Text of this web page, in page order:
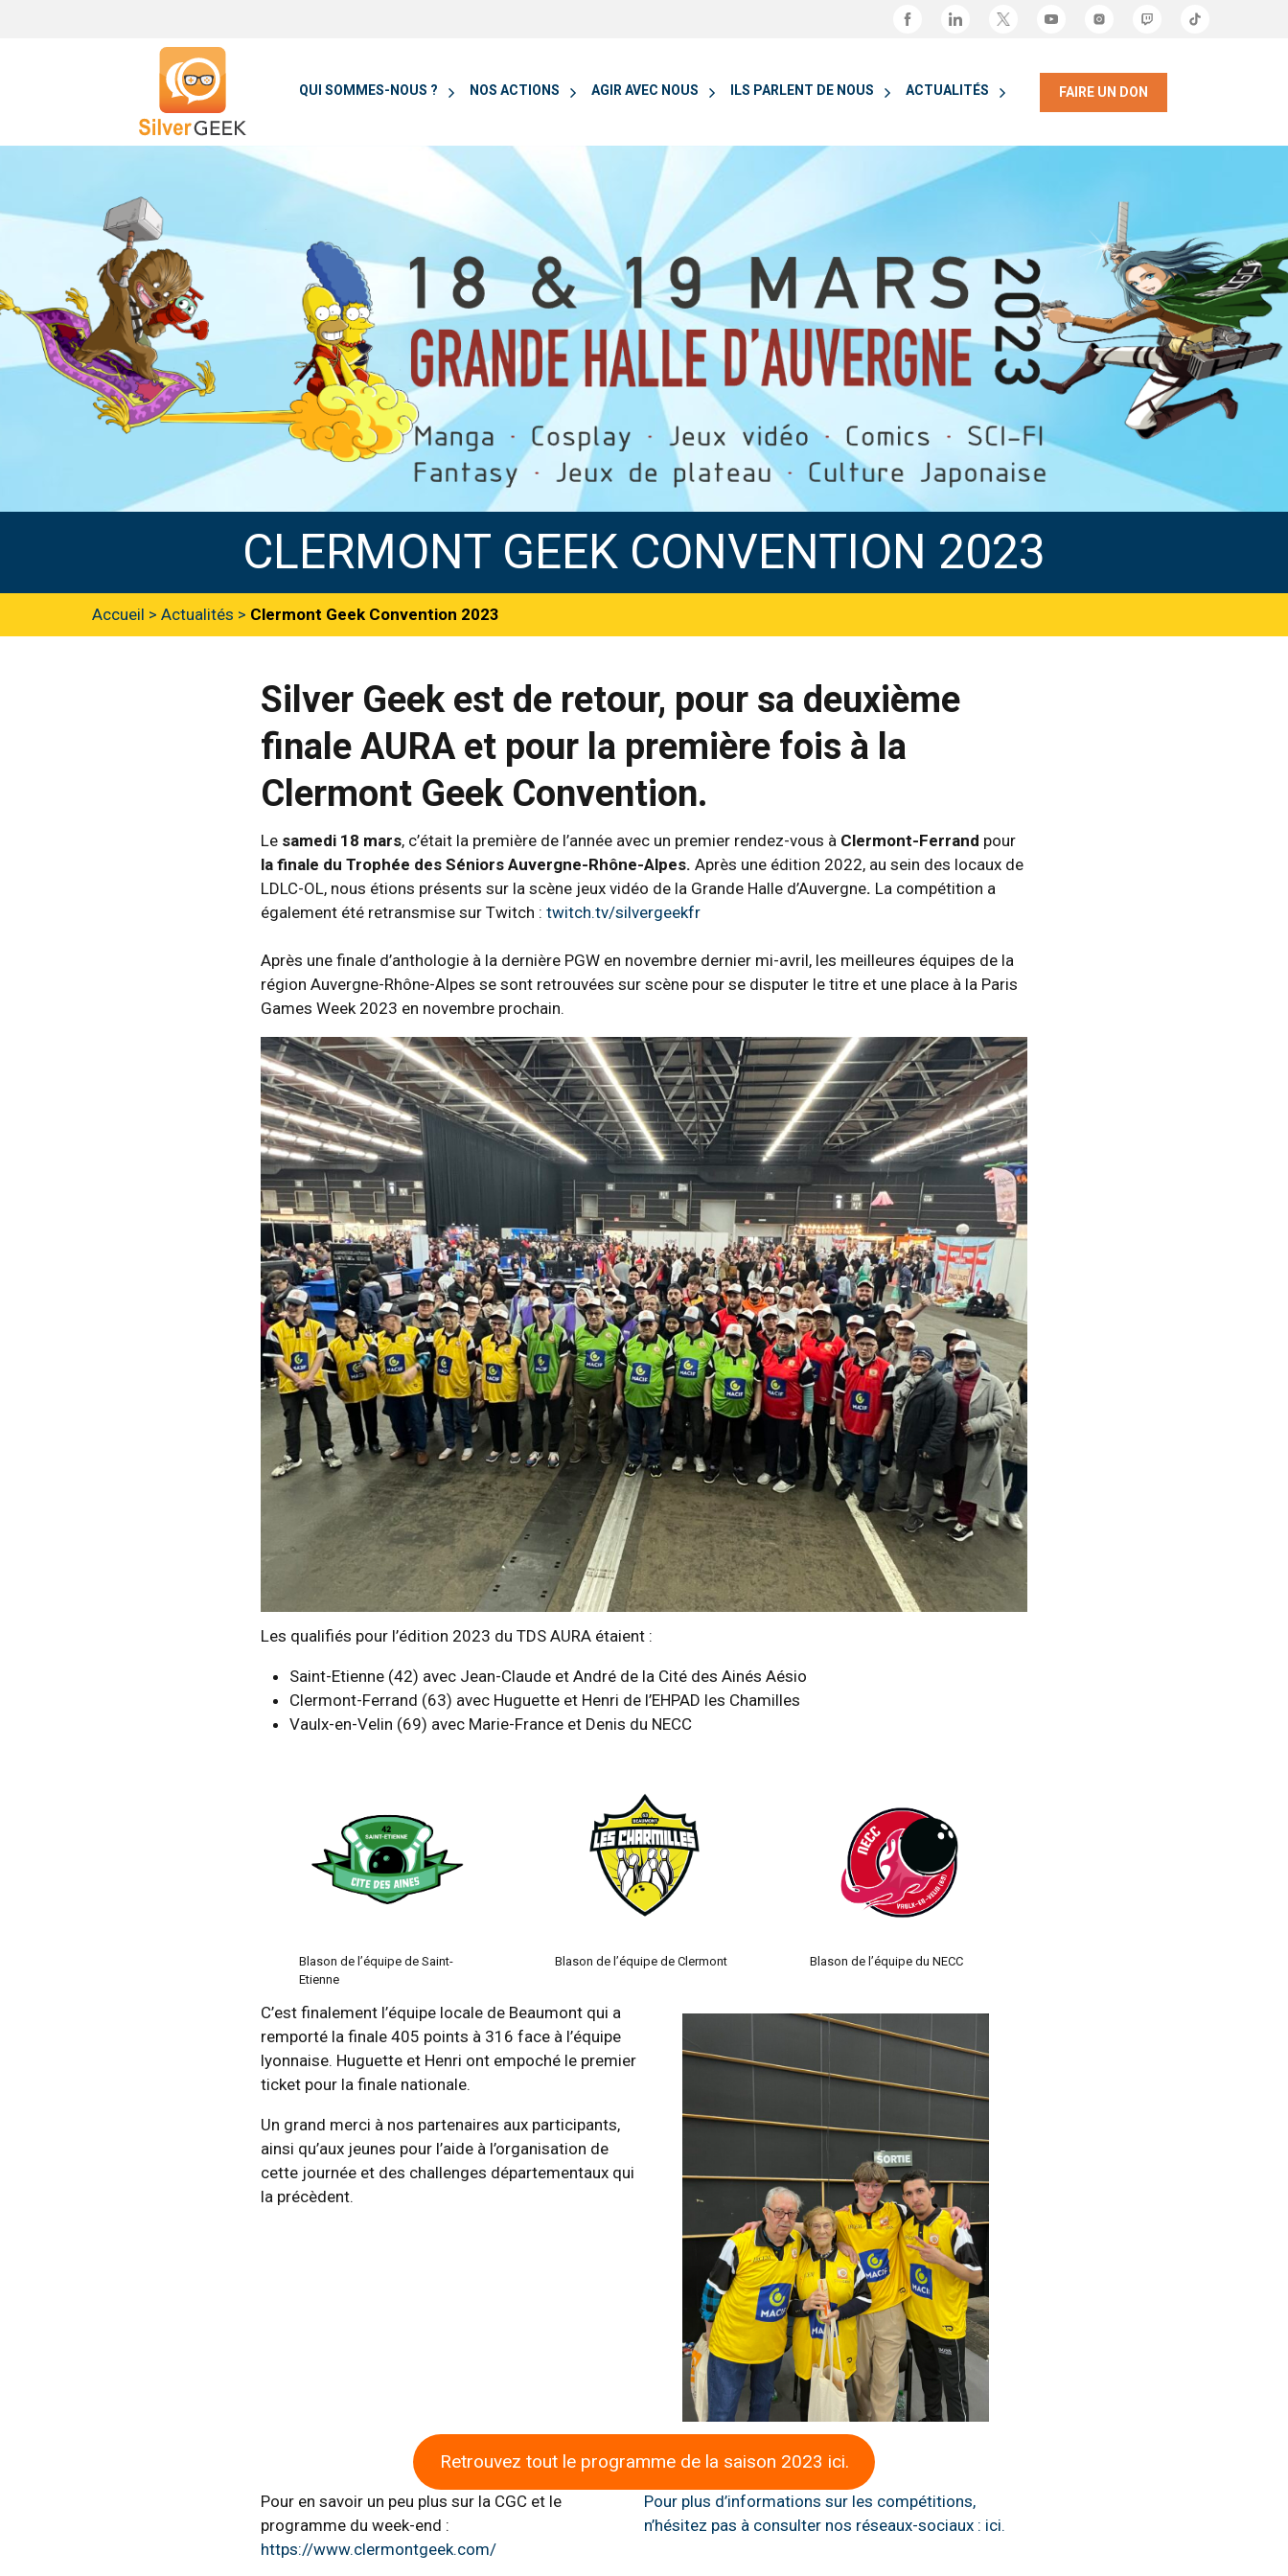
QUI SOMMES-NOUS ? NOS ACTIONS AGIR AVEC NOUS ILS PARLENT DE NOUS ACTUALITÉS FAIRE UN DON
CLERMONT GEEK CONVENTION 2023
Accueil > Actualités > Clermont Geek Convention 2023
Silver Geek est de retour, pour sa deuxième
finale AURA et pour la première fois à la
Clermont Geek Convention.
Le samedi 18 mars, c’était la première de l’année avec un premier rendez-vous à Clermont-Ferrand pour
la finale du Trophée des Séniors Auvergne-Rhône-Alpes. Après une édition 2022, au sein des locaux de
LDLC-OL, nous étions présents sur la scène jeux vidéo de la Grande Halle d’Auvergne. La compétition a
également été retransmise sur Twitch : twitch.tv/silvergeekfr
Après une finale d’anthologie à la dernière PGW en novembre dernier mi-avril, les meilleures équipes de la
région Auvergne-Rhône-Alpes se sont retrouvées sur scène pour se disputer le titre et une place à la Paris
Games Week 2023 en novembre prochain.
Les qualifiés pour l’édition 2023 du TDS AURA étaient :
Saint-Etienne (42) avec Jean-Claude et André de la Cité des Ainés Aésio
Clermont-Ferrand (63) avec Huguette et Henri de l’EHPAD les Chamilles
Vaulx-en-Velin (69) avec Marie-France et Denis du NECC
Blason de l’équipe de Saint-
Etienne
Blason de l’équipe de Clermont Blason de l’équipe du NECC
C’est finalement l’équipe locale de Beaumont qui a
remporté la finale 405 points à 316 face à l’équipe
lyonnaise. Huguette et Henri ont empoché le premier
ticket pour la finale nationale.
Un grand merci à nos partenaires aux participants,
ainsi qu’aux jeunes pour l’aide à l’organisation de
cette journée et des challenges départementaux qui
la précèdent.
Retrouvez tout le programme de la saison 2023 ici.
Pour en savoir un peu plus sur la CGC et le
programme du week-end :
https://www.clermontgeek.com/
Pour plus d’informations sur les compétitions,
n’hésitez pas à consulter nos réseaux-sociaux : ici.